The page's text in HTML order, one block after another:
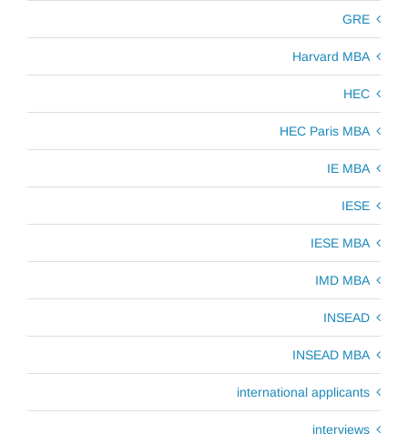
GRE
Harvard MBA
HEC
HEC Paris MBA
IE MBA
IESE
IESE MBA
IMD MBA
INSEAD
INSEAD MBA
international applicants
interviews